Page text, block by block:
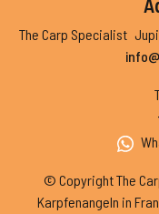
The Carp Specialist
© Copyright The
Karpfenangeln in